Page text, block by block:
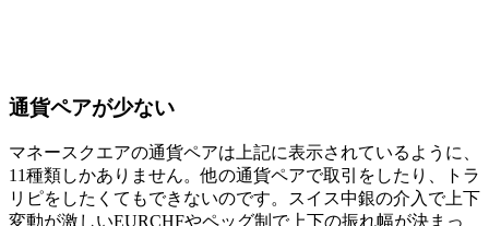
通貨ペアが少ない
マネースクエアの通貨ペアは上記に表示されているように、
11種類しかありません。他の通貨ペアで取引をしたり、トラ
リピをしたくてもできないのです。スイス中銀の介入で上下
変動が激しいEURCHFやペッグ制で上下の振れ幅が決まっ